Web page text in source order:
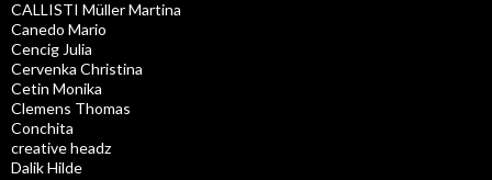
CALLISTI Müller Martina
Canedo Mario
Cencig Julia
Cervenka Christina
Cetin Monika
Clemens Thomas
Conchita
creative headz
Dalik Hilde